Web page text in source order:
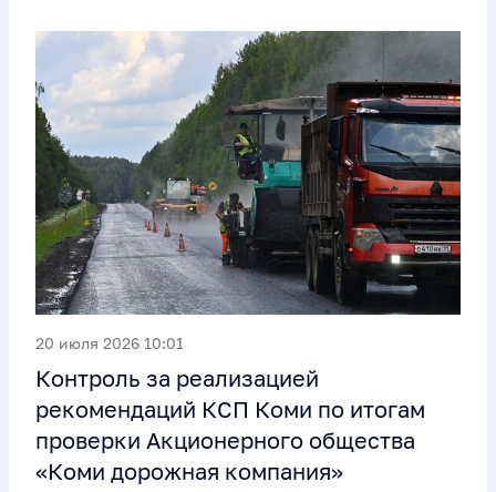
20 июля 2026 10:01
Контроль за реализацией
рекомендаций КСП Коми по итогам
проверки Акционерного общества
«Коми дорожная компания»